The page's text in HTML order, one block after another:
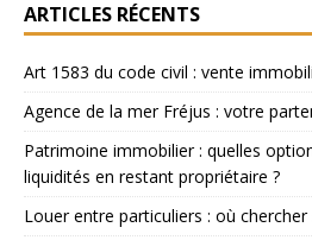
ARTICLES RÉCENTS
Art 1583 du code civil : vente
Agence de la mer Fréjus : votre
Patrimoine immobilier : quelles
liquidités en restant propriétaire ?
Louer entre particuliers : où